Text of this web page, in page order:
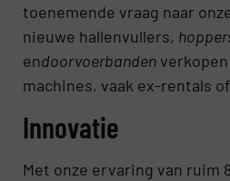
toenemende vraag naar
nieuwe hallenvullers,
endoorvoerbanden
machines, vaak ex-rentals
Innovatie
Met onze ervaring van ruim